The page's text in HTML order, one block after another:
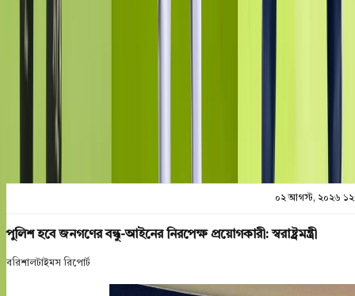
০২ আগস্ট, ২০২৬
পুলিশ হবে জনগণের বন্ধু-আইনের নিরপেক্ষ প্রয়োগকারী: স্বরাষ্ট্রমন্ত্রী
বরিশালটাইমস রিপোর্ট